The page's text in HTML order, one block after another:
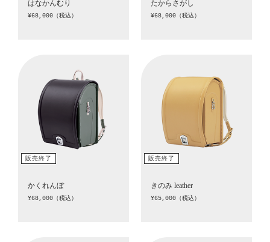
はなかんむり
¥68,000（税込）
たからさがし
¥68,000（税込）
かくれんぼ
¥68,000（税込）
きのみ leather
¥65,000（税込）